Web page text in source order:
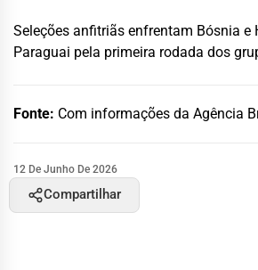
Seleções anfitriãs enfrentam Bósnia e
Paraguai pela primeira rodada dos
Fonte: Com informações da Agência
12 De Junho De 2026
Compartilhar